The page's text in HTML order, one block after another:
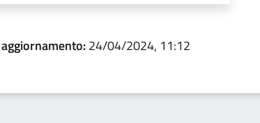
24/04/2024, 11:12